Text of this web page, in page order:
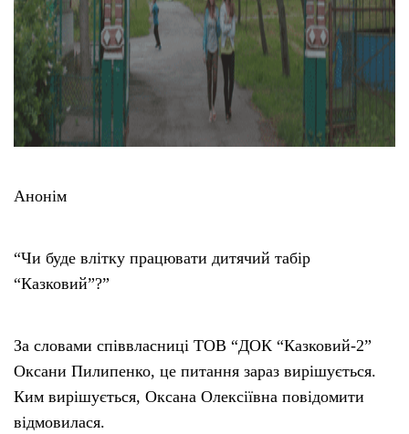
Анонім
“Чи буде влітку працювати дитячий табір
“Казковий”?”
За словами співвласниці ТОВ “ДОК “Казковий-2”
Оксани Пилипенко, це питання зараз вирішується.
Ким вирішується, Оксана Олексіївна повідомити
відмовилася.